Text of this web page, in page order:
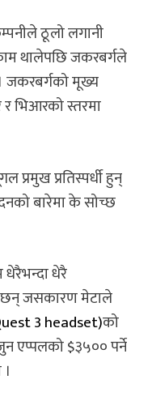
ठूलो लगानी
थालेपछि जकरबर्गले
जकरबर्गको मूख्य
भिआरको स्तरमा
प्रमुख प्रतिस्पर्धी हुन्
बारेमा के सोच्छ
धेरै
छन् जसकारण मेटाले
3 headset)को
एप्पलको $३५०० पर्ने